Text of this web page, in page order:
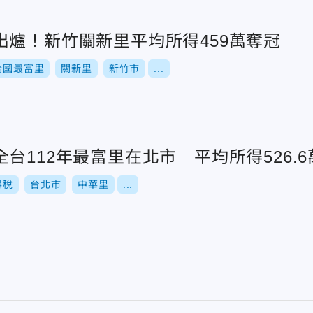
爐！新竹關新里平均所得459萬奪冠
國最富里 關新里 新竹市
台112年最富里在北市 平均所得526.6
稅 台北市 中華里